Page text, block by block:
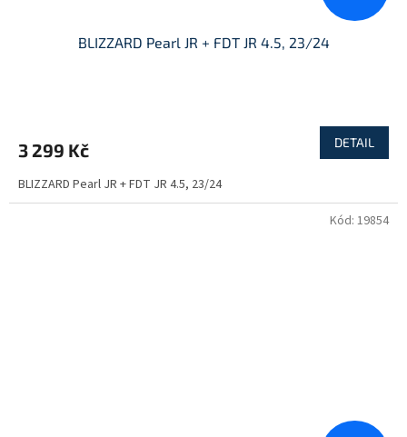
BLIZZARD Pearl JR + FDT JR 4.5, 23/24
3 299 Kč DETAIL
BLIZZARD Pearl JR + FDT JR 4.5, 23/24
Kód: 19854